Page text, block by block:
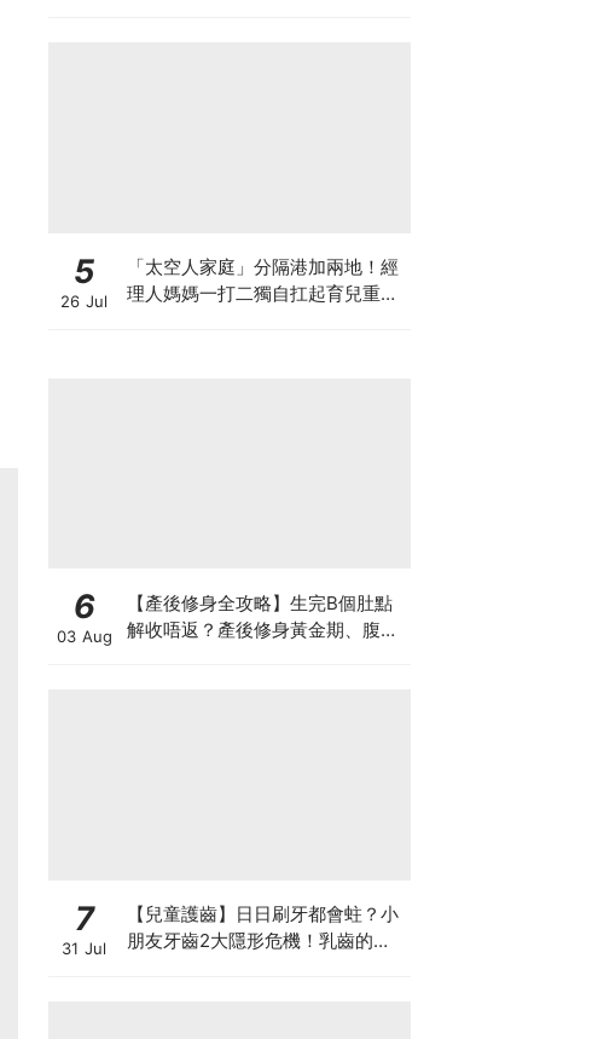
5
26 Jul
「太空人家庭」分隔港加兩地！經
理人媽媽一打二獨自扛起育兒重
6
03 Aug
【產後修身全攻略】生完B個肚點
解收唔返？產後修身黃金期、腹直
7
31 Jul
【兒童護齒】日日刷牙都會蛀？小
朋友牙齒2大隱形危機！乳齒的琺